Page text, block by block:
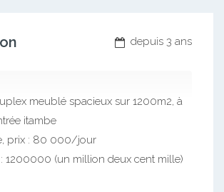
depuis 3 ans
meublé spacieux sur 1200m2, à
itambe
prix : 80 000/jour
1200000 (un million deux cent mille)